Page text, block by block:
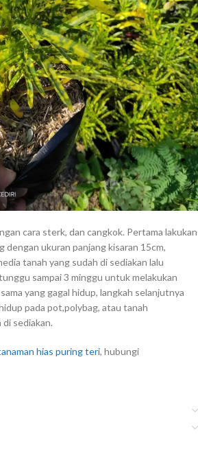
cara sterk, dan cangkok. Pertama lakukan
ukuran panjang kisaran 15cm,
tanah yang sudah di sediakan lalu
sampai 3 minggu untuk melakukan
yang gagal hidup, langkah selanjutnya
pada pot,polybag, atau tanah
di sediakan.
hias puring teri, hubungi